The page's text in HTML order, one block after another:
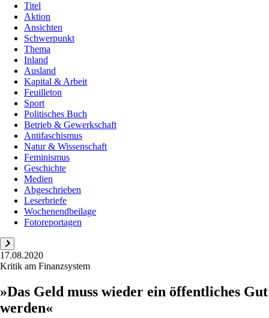
Titel
Aktion
Ansichten
Schwerpunkt
Thema
Inland
Ausland
Kapital & Arbeit
Feuilleton
Sport
Politisches Buch
Betrieb & Gewerkschaft
Antifaschismus
Natur & Wissenschaft
Feminismus
Geschichte
Medien
Abgeschrieben
Leserbriefe
Wochenendbeilage
Fotoreportagen
17.08.2020
Kritik am Finanzsystem
»Das Geld muss wieder ein öffentliches Gut
werden«